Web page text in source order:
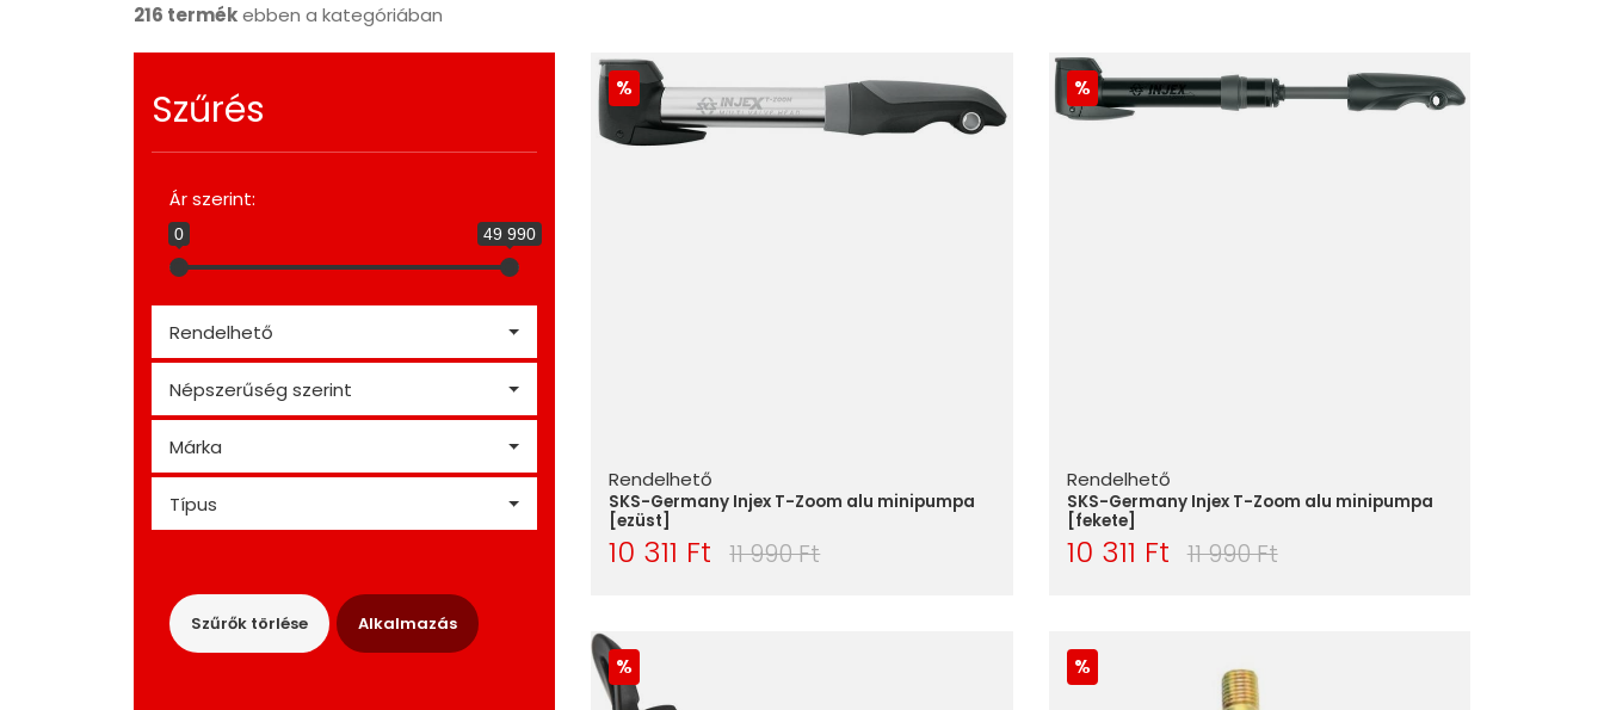
216 termékebben a kategóriában
Szűrés
Ár szerint:
0 49 990
Rendelhető
Népszerűség szerint
Márka
Típus
Szűrők törlése Alkalmazás
Rendelhető
SKS-Germany Injex T-Zoom alu minipumpa
[ezüst]
10 311 Ft 11 990 Ft
Rendelhető
SKS-Germany Injex T-Zoom alu minipumpa
[fekete]
10 311 Ft 11 990 Ft